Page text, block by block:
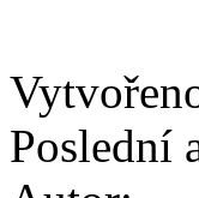
Poslední